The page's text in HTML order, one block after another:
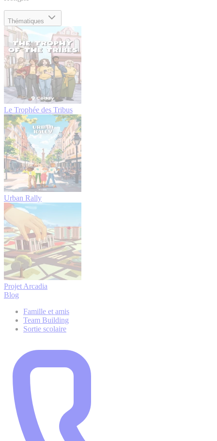
Thématiques
Le Trophée des Tribus
Urban Rally
Projet Arcadia
Blog
Famille et amis
Team Building
Sortie scolaire